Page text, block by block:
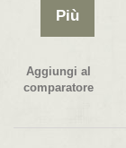
Più
Aggiungi al
comparatore